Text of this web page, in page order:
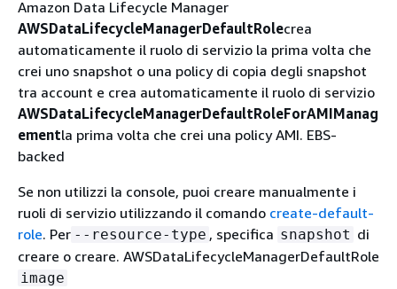
Amazon Data Lifecycle Manager
AWSDataLifecycleManagerDefaultRolecrea
automaticamente il ruolo di servizio la prima volta che
crei uno snapshot o una policy di copia degli snapshot
tra account e crea automaticamente il ruolo di servizio
AWSDataLifecycleManagerDefaultRoleForAMIManag
ementla prima volta che crei una policy AMI. EBS-
backed
Se non utilizzi la console, puoi creare manualmente i
ruoli di servizio utilizzando il comando create-default-
role. Per --resource-type , specifica snapshot di
creare o creare. AWSDataLifecycleManagerDefaultRole
image